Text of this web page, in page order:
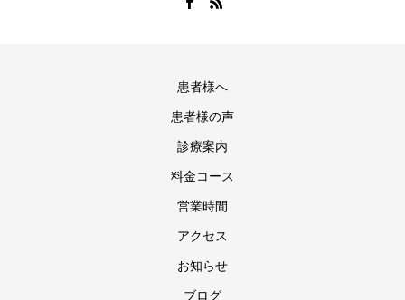
患者様へ
患者様の声
診療案内
料金コース
営業時間
アクセス
お知らせ
ブログ